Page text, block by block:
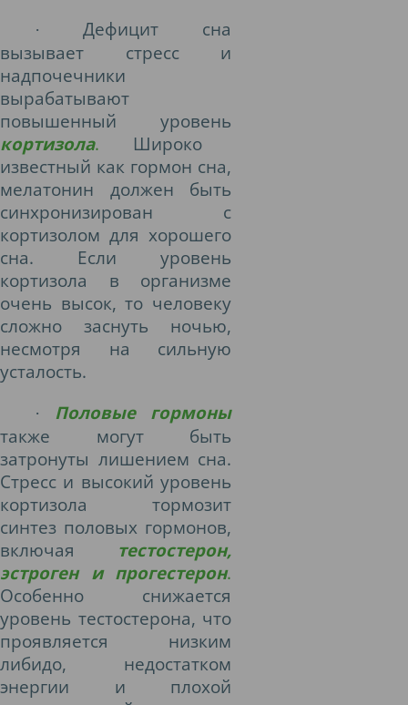
·
Дефицит сна
вызывает стресс и
надпочечники
вырабатывают
повышенный уровень
кортизола. Широко
известный как гормон сна,
мелатонин должен быть
синхронизирован с
кортизолом для хорошего
сна. Если уровень
кортизола в организме
очень высок, то человеку
сложно заснуть ночью,
несмотря на сильную
усталость.
·
Половые гормоны
также могут быть
затронуты лишением сна.
Стресс и высокий уровень
кортизола тормозит
синтез половых гормонов,
включая тестостерон,
эстроген и прогестерон.
Особенно снижается
уровень тестостерона, что
проявляется низким
либидо, недостатком
энергии и плохой